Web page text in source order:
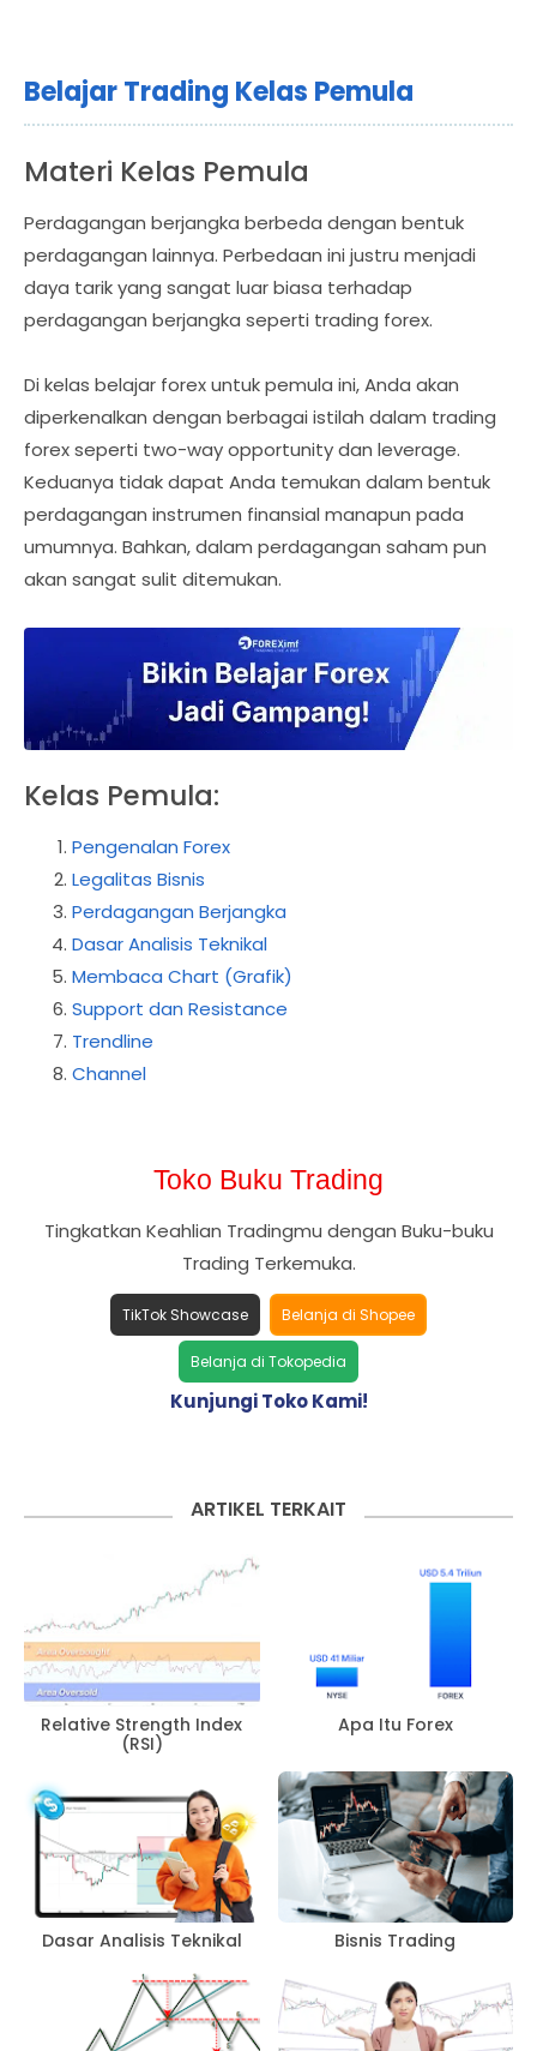
Belajar Trading Kelas Pemula
Materi Kelas Pemula
Perdagangan berjangka berbeda dengan bentuk
perdagangan lainnya. Perbedaan ini justru menjadi
daya tarik yang sangat luar biasa terhadap
perdagangan berjangka seperti trading forex.
Di kelas belajar forex untuk pemula ini, Anda akan
diperkenalkan dengan berbagai istilah dalam trading
forex seperti two-way opportunity dan leverage.
Keduanya tidak dapat Anda temukan dalam bentuk
perdagangan instrumen finansial manapun pada
umumnya. Bahkan, dalam perdagangan saham pun
akan sangat sulit ditemukan.
Kelas Pemula:
Pengenalan Forex
Legalitas Bisnis
Perdagangan Berjangka
Dasar Analisis Teknikal
Membaca Chart (Grafik)
Support dan Resistance
Trendline
Channel
Toko Buku Trading
Tingkatkan Keahlian Tradingmu dengan Buku-buku
Trading Terkemuka.
TikTok Showcase Belanja di Shopee
Belanja di Tokopedia
Kunjungi Toko Kami!
ARTIKEL TERKAIT
Relative Strength Index
(RSI)
Apa Itu Forex
Dasar Analisis Teknikal Bisnis Trading